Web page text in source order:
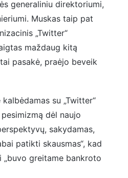
generaliniu direktoriumi,
Muskas taip pat
„Twitter“
maždaug kitą
pasakė, praėjo beveik
su „Twitter“
dėl naujo
sakydamas,
patikti skausmas“, kad
„buvo greitame bankroto